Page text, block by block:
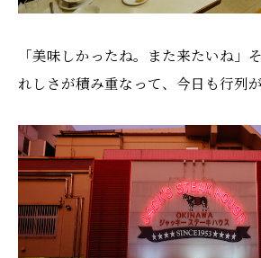
「美味しかったね。また来たいね」
れしさが積み重なって、今日も行列が